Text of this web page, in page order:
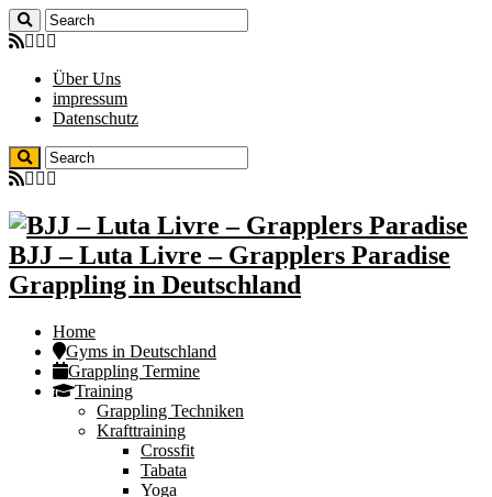
Über Uns
impressum
Datenschutz
BJJ – Luta Livre – Grapplers Paradise
Grappling in Deutschland
Home
Gyms in Deutschland
Grappling Termine
Training
Grappling Techniken
Krafttraining
Crossfit
Tabata
Yoga